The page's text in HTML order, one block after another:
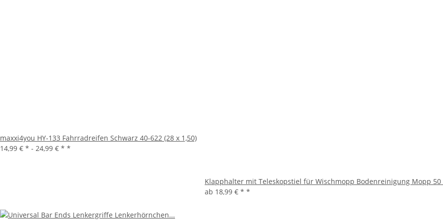
maxxi4you HY-133 Fahrradreifen Schwarz 40-622 (28 x 1,50)
14,99 € * - 24,99 € * *
Klapphalter mit Teleskopstiel für Wischmopp Bodenreinigung Mopp 50
ab 18,99 € * *